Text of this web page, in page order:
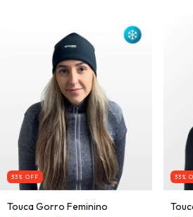
33 % OFF
Touca Gorro Feminino
33 %